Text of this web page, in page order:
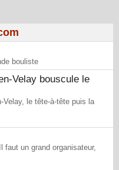
bouliste
Velay bouscule le
Velay, le tête-à-tête puis la
un grand organisateur,